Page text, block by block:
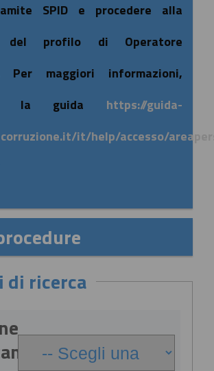
SPID e procedere alla
del profilo di Operatore
Per maggiori informazioni,
la guida https://guida-
it/help/accesso/
di ricerca